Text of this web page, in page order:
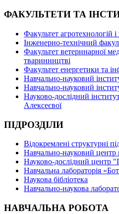
ФАКУЛЬТЕТИ ТА
Факультет агротехнологій
Інженерно-технічний
Факультет ветеринарної
тваринництві
Факультет енергетики та
Навчально-науковий
Навчально-науковий
Науково-дослідний
Алексеєвої
ПІДРОЗДІЛИ
Відокремлені структурні
Навчально-науковий центр
Науково-дослідний центр
Навчальна лабораторія
Наукова бібліотека
Навчально-наукова
НАВЧАЛЬНА РОБОТА